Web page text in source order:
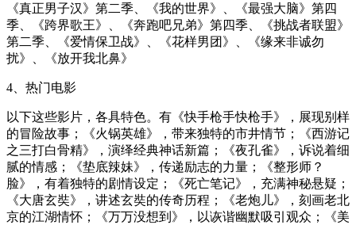
《真正男子汉》第二季、《我的世界》、《最强大脑》第四
季、《跨界歌王》、《奔跑吧兄弟》第四季、《挑战者联盟》
第二季、《爱情保卫战》、《花样男团》、《缘来非诚勿
扰》、《放开我北鼻》
4、热门电影
以下这些影片，各具特色。有《快手枪手快枪手》，展现别样
的冒险故事；《火锅英雄》，带来独特的市井情节；《西游记
之三打白骨精》，演绎经典神话新篇；《夜孔雀》，诉说着细
腻的情感；《垫底辣妹》，传递励志的力量；《整形师？
脸》，有着独特的剧情设定；《死亡笔记》，充满神秘悬疑；
《大唐玄奘》，讲述玄奘的传奇历程；《老炮儿》，刻画老北
京的江湖情怀；《万万没想到》，以诙谐幽默吸引观众；《美